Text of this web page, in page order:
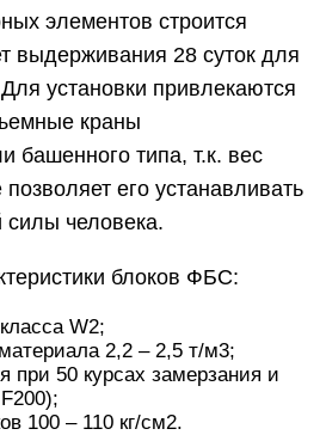
элементов строится
выдерживания 28 суток для
установки привлекаются
краны
башенного типа, т.к. вес
его устанавливать
силы человека.
блоков ФБС:
W2;
2,2 – 2,5 т/м3;
при 50 курсах замерзания и
100 – 110 кг/см2.